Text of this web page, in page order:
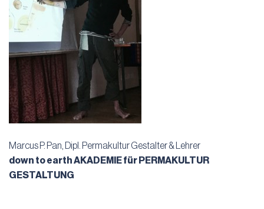
Marcus P. Pan, Dipl. Permakultur Gestalter & Lehrer
down to earth AKADEMIE für PERMAKULTUR
GESTALTUNG